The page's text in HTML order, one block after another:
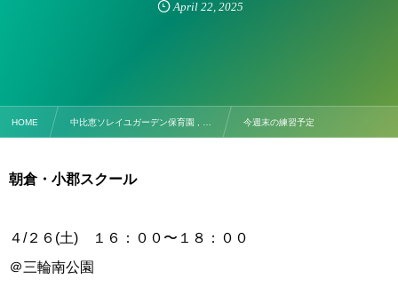
April 22 ,2025
HOME 中比恵ソレイユガーデン保育園 , … 今週末の練習予定
朝倉・小郡スクール
４/２６(土) １６：００〜１８：００
＠三輪南公園